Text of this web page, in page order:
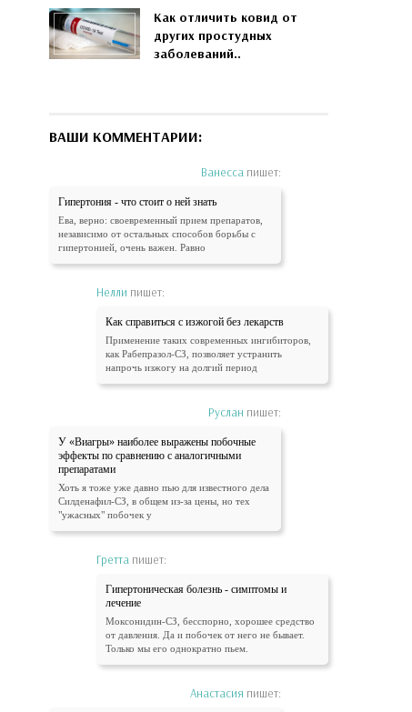
Как отличить ковид от
других простудных
заболеваний..
ВАШИ КОММЕНТАРИИ:
Ванесса пишет:
Гипертония - что стоит о ней знать
Ева, верно: своевременный прием препаратов,
независимо от остальных способов борьбы с
гипертонией, очень важен. Равно
Нелли пишет:
Как справиться с изжогой без лекарств
Применение таких современных ингибиторов,
как Рабепразол-СЗ, позволяет устранить
напрочь изжогу на долгий период
Руслан пишет:
У «Виагры» наиболее выражены побочные
эффекты по сравнению с аналогичными
препаратами
Хоть я тоже уже давно пью для известного дела
Силденафил-СЗ, в общем из-за цены, но тех
"ужасных" побочек у
Гретта пишет:
Гипертоническая болезнь - симптомы и
лечение
Моксонидин-СЗ, бесспорно, хорошее средство
от давления. Да и побочек от него не бывает.
Только мы его однократно пьем.
Анастасия пишет: